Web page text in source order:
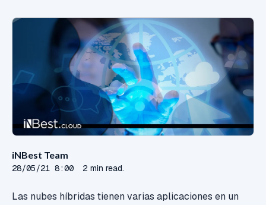
iNBest Team
28/05/21 8:00 2 min read.
Las nubes híbridas tienen varias aplicaciones en un